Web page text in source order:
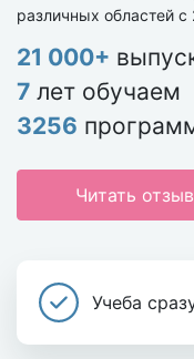
различных областей с
21 000+
7 лет обучаем
3256
Читать
Учеба